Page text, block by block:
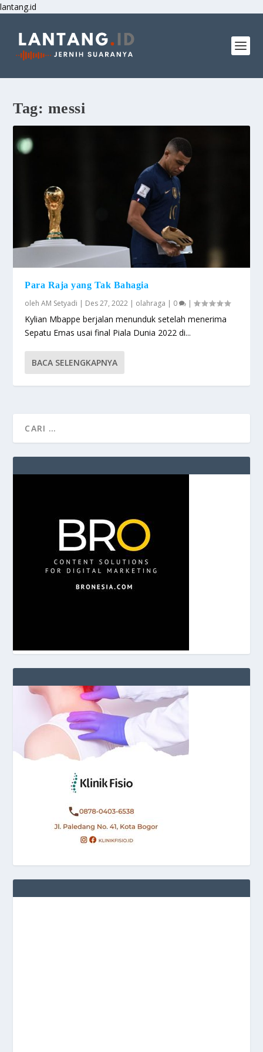
lantang.id
Tag: messi
Para Raja yang Tak Bahagia
olehAM Setyadi | Des 27, 2022 | olahraga | 0 |
Kylian Mbappe berjalan menunduk setelah menerima
Sepatu Emas usai final Piala Dunia 2022 di...
BACA SELENGKAPNYA